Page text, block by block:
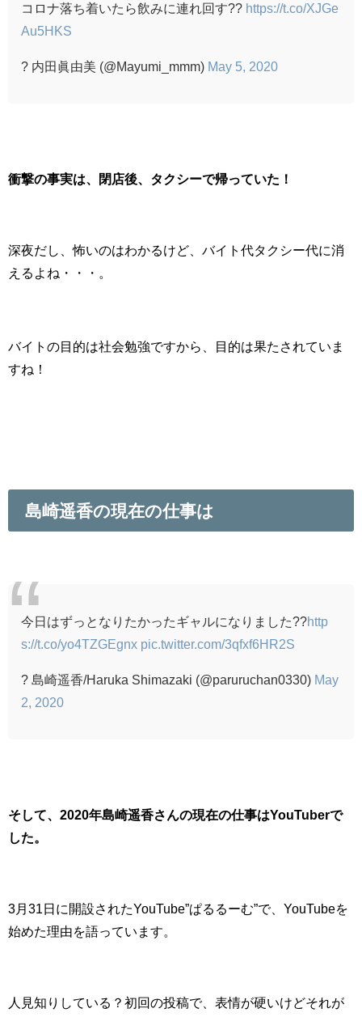
コロナ落ち着いたら飲みに連れ回す?? https://t.co/XJGe
Au5HKS
? 内田眞由美 (@Mayumi_mmm) May 5, 2020
衝撃の事実は、閉店後、タクシーで帰っていた！
深夜だし、怖いのはわかるけど、バイト代タクシー代に消
えるよね・・・。
バイトの目的は社会勉強ですから、目的は果たされていま
すね！
島崎遥香の現在の仕事は
今日はずっとなりたかったギャルになりました??http
s://t.co/yo4TZGEgnx pic.twitter.com/3qfxf6HR2S
? 島崎遥香/Haruka Shimazaki (@paruruchan0330) May
2, 2020
そして、2020年島崎遥香さんの現在の仕事はYouTuberで
した。
3月31日に開設されたYouTube”ぱるるーむ”で、YouTubeを
始めた理由を語っています。
人見知りしている？初回の投稿で、表情が硬いけどそれが